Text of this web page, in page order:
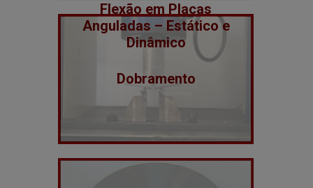
Flexão em Placas
Anguladas – Estático e
Dinâmico
Dobramento